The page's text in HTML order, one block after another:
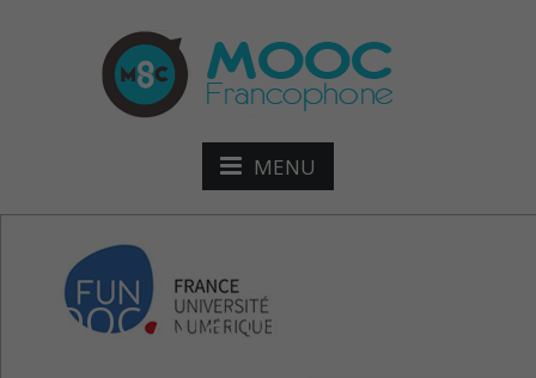
MENU
MOOC Anatomie du Bois